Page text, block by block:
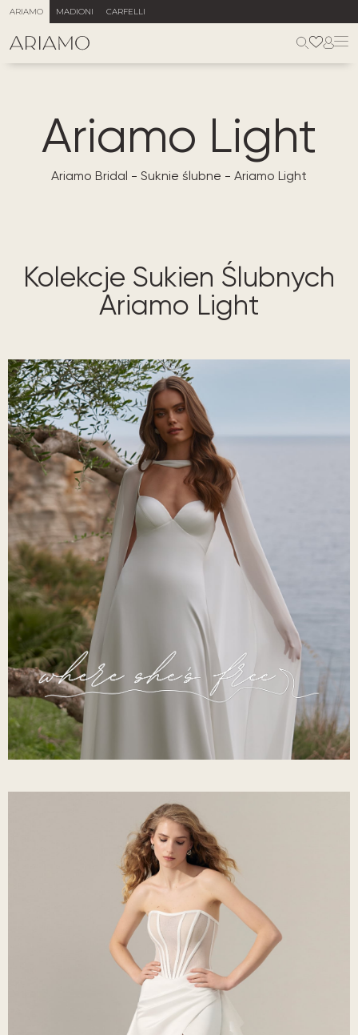
ARIAMO MADIONI CARFELLI
Ariamo Light
Ariamo Bridal - Suknie ślubne - Ariamo Light
Kolekcje Sukien Ślubnych
Ariamo Light​
Starlet